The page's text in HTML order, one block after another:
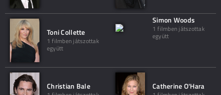
Toni Collette
1 filmben játszottak
együtt
Simon Woods
1 filmben játszottak
együtt
Christian Bale Catherine O'Hara